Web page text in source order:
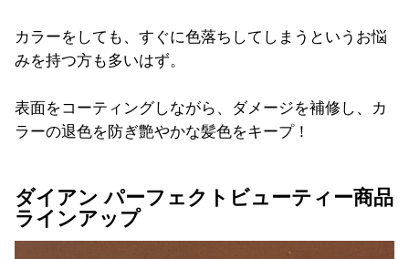
カラーをしても、すぐに色落ちしてしまうというお悩
みを持つ方も多いはず。
表面をコーティングしながら、ダメージを補修し、カ
ラーの退色を防ぎ艶やかな髪色をキープ！
ダイアン パーフェクトビューティー商品
ラインアップ